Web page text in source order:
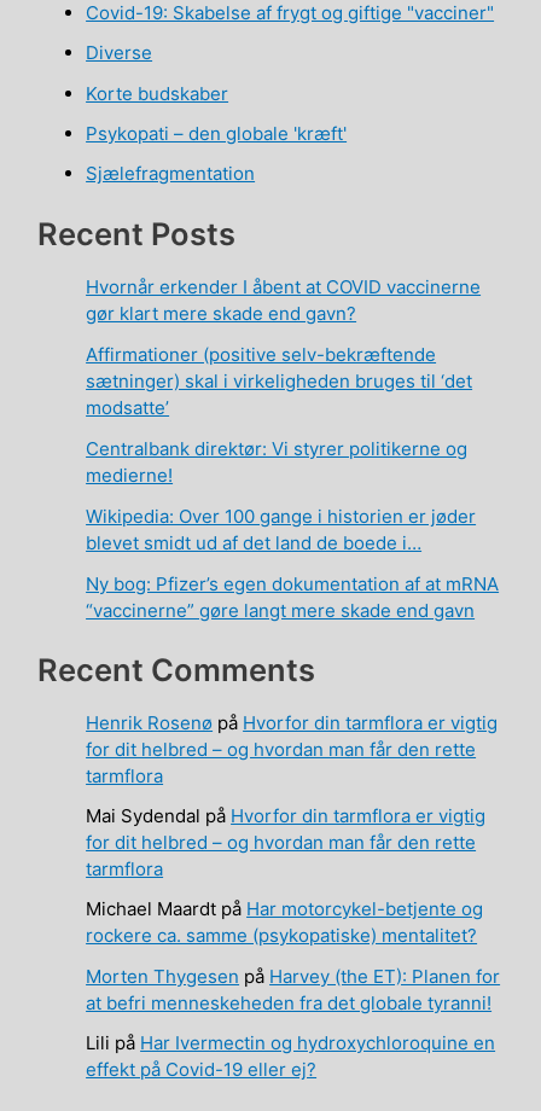
Covid-19: Skabelse af frygt og giftige "vacciner"
Diverse
Korte budskaber
Psykopati – den globale 'kræft'
Sjælefragmentation
Recent Posts
Hvornår erkender I åbent at COVID vaccinerne
gør klart mere skade end gavn?
Affirmationer (positive selv-bekræftende
sætninger) skal i virkeligheden bruges til ‘det
modsatte’
Centralbank direktør: Vi styrer politikerne og
medierne!
Wikipedia: Over 100 gange i historien er jøder
blevet smidt ud af det land de boede i…
Ny bog: Pfizer’s egen dokumentation af at mRNA
“vaccinerne” gøre langt mere skade end gavn
Recent Comments
Henrik Rosenø på Hvorfor din tarmflora er vigtig
for dit helbred – og hvordan man får den rette
tarmflora
Mai Sydendal på Hvorfor din tarmflora er vigtig
for dit helbred – og hvordan man får den rette
tarmflora
Michael Maardt på Har motorcykel-betjente og
rockere ca. samme (psykopatiske) mentalitet?
Morten Thygesen på Harvey (the ET): Planen for
at befri menneskeheden fra det globale tyranni!
Lili på Har Ivermectin og hydroxychloroquine en
effekt på Covid-19 eller ej?